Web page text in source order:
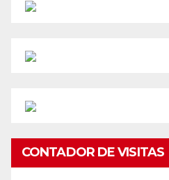
CONTADOR DE VISITAS